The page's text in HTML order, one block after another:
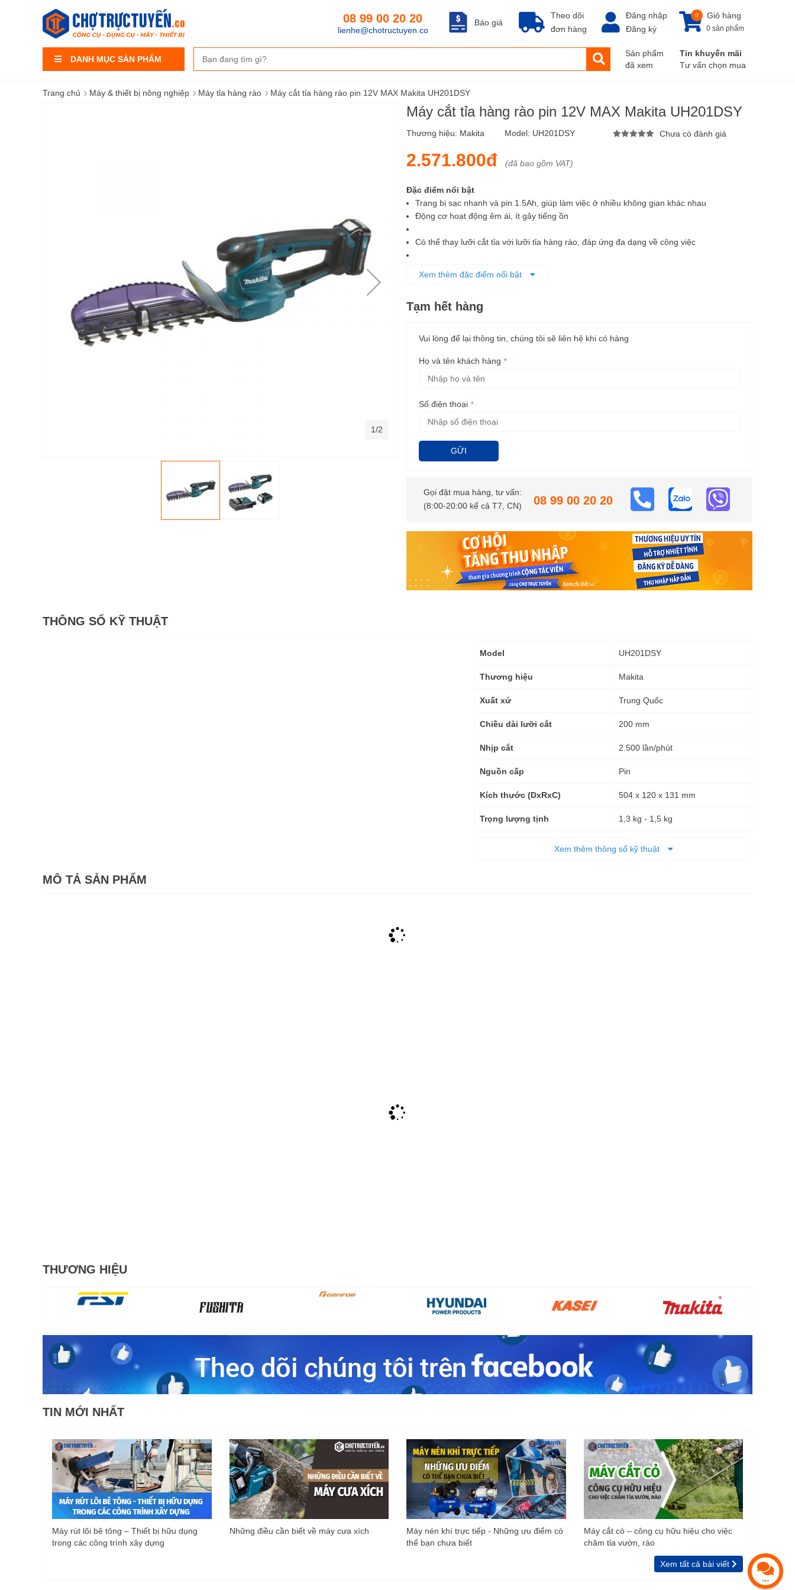
DANH MỤC SẢN PHẨM
Theo dõi
đơn hàng
Báo giá
08 99 00 20 20
lienhe@chotructuyen.co
Đăng nhập
Đăng ký
Giỏ hàng
0
0 sản phẩm
Sản phẩm
đã xem
Tin khuyến mãi
Tư vấn chọn mua
Trang chủ › Máy & thiết bị nông nghiệp › Máy tỉa hàng rào › Máy cắt tỉa hàng rào pin 12V MAX Makita UH201DSY
Máy cắt tỉa hàng rào pin 12V MAX Makita UH201DSY
Thương hiệu: Makita Model: UH201DSY Chưa có đánh giá
2.571.800đ (đã bao gồm VAT)
Đặc điểm nổi bật
Trang bị sạc nhanh và pin 1.5Ah, giúp làm việc ở nhiều không gian khác nhau
Động cơ hoạt động êm ái, ít gây tiếng ồn
Có thể thay lưỡi cắt tỉa với lưỡi tỉa hàng rào, đáp ứng đa dạng về công việc
Lưỡi cắt chống gỉ, sắc bén
Xem thêm đặc điểm nổi bật
Tạm hết hàng
Vui lòng để lại thông tin, chúng tôi sẽ liên hệ khi có hàng
Họ và tên khách hàng
Số điện thoại
GỬI
Gọi đặt mua hàng, tư vấn:
(8:00-20:00 kể cả T7, CN)
08 99 00 20 20
1/2
THÔNG SỐ KỸ THUẬT
Thông
kỹ
Model UH201DSY
Thương hiệu Makita
Xuất xứ Trung Quốc
Chiều dài lưỡi cắt 200 mm
Nhịp cắt 2.500 lần/phút
Nguồn cấp Pin
Kích thước (DxRxC) 504 x 120 x 131 mm
Trọng lượng tịnh 1,3 kg - 1,5 kg
Xem thêm thông số kỹ thuật
MÔ TẢ SẢN PHẨM
THƯƠNG HIỆU
TIN MỚI NHẤT
Máy rút lõi bê tông – Thiết bị hữu dụng
trong các công trình xây dựng
Những điều cần biết về máy cưa xích
Máy nén khí trực tiếp - Những ưu điểm có
thể bạn chưa biết
Máy cắt cỏ – công cụ hữu hiệu cho việc
chăm tỉa vườn, rào
Xem tất cả bài viết